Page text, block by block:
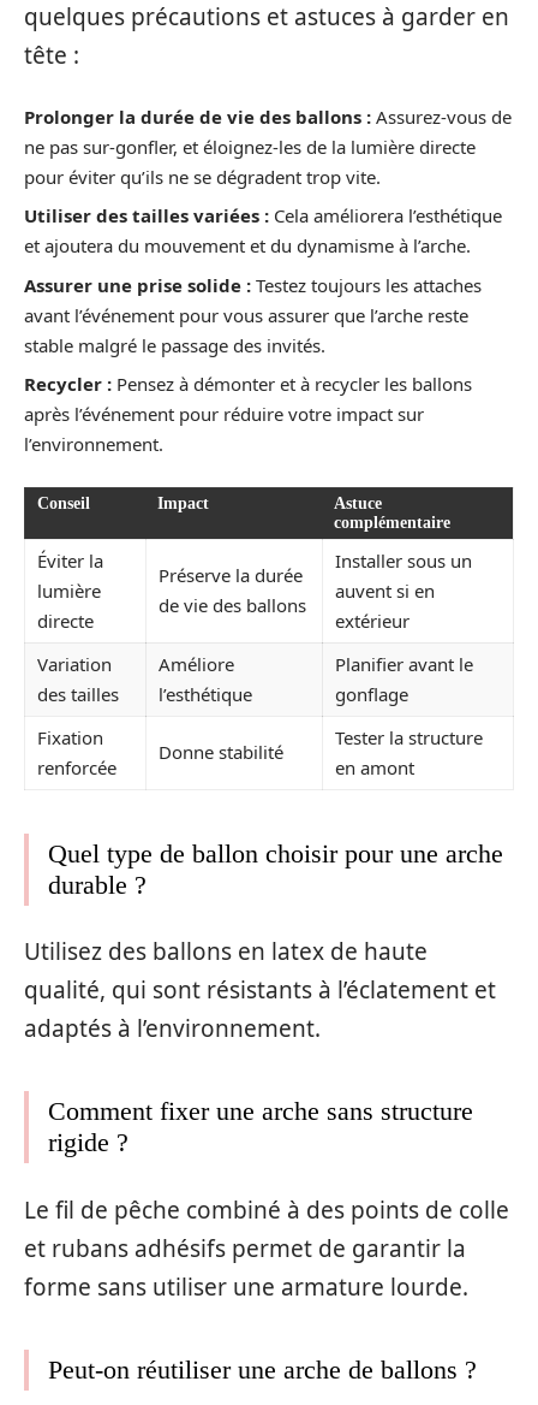
quelques précautions et astuces à garder en
tête :
Prolonger la durée de vie des ballons : Assurez-vous de
ne pas sur-gonfler, et éloignez-les de la lumière directe
pour éviter qu’ils ne se dégradent trop vite.
Utiliser des tailles variées : Cela améliorera l’esthétique
et ajoutera du mouvement et du dynamisme à l’arche.
Assurer une prise solide : Testez toujours les attaches
avant l’événement pour vous assurer que l’arche reste
stable malgré le passage des invités.
Recycler : Pensez à démonter et à recycler les ballons
après l’événement pour réduire votre impact sur
l’environnement.
Conseil Impact
Astuce
complémentaire
Éviter la
lumière
directe
Préserve la durée
de vie des ballons
Installer sous un
auvent si en
extérieur
Variation
des tailles
Améliore
l’esthétique
Planifier avant le
gonflage
Fixation
renforcée
Donne stabilité
Tester la structure
en amont
Quel type de ballon choisir pour une arche
durable ?
Utilisez des ballons en latex de haute
qualité, qui sont résistants à l’éclatement et
adaptés à l’environnement.
Comment fixer une arche sans structure
rigide ?
Le fil de pêche combiné à des points de colle
et rubans adhésifs permet de garantir la
forme sans utiliser une armature lourde.
Peut-on réutiliser une arche de ballons ?